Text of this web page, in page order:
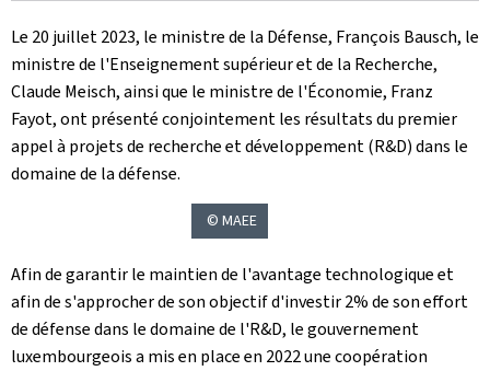
Le 20 juillet 2023, le ministre de la Défense, François Bausch, le
ministre de l'Enseignement supérieur et de la Recherche,
Claude Meisch, ainsi que le ministre de l'Économie, Franz
Fayot, ont présenté conjointement les résultats du premier
appel à projets de recherche et développement (R&D) dans le
domaine de la défense.
© MAEE
Afin de garantir le maintien de l'avantage technologique et
afin de s'approcher de son objectif d'investir 2% de son effort
de défense dans le domaine de l'R&D, le gouvernement
luxembourgeois a mis en place en 2022 une coopération